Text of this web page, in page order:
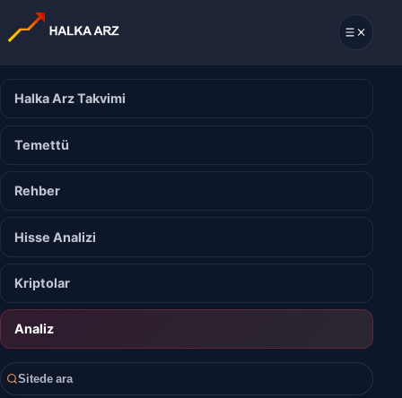
Halka Arz Takvimi
Temettü
Rehber
Hisse Analizi
Kriptolar
Analiz
Sitede ara